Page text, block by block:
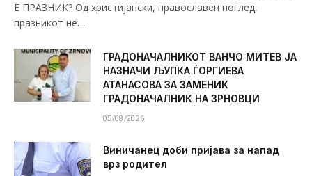
Е ПРАЗНИК? Од христијански, православен поглед,
празникот не…
ГРАДОНАЧАЛНИКОТ ВАНЧО МИТЕВ ЈА
НАЗНАЧИ ЉУПКА ЃОРГИЕВА
АТАНАСОВА ЗА ЗАМЕНИК
ГРАДОНАЧАЛНИК НА ЗРНОВЦИ
05/08/2026
Виничанец доби пријава за напад
врз родител